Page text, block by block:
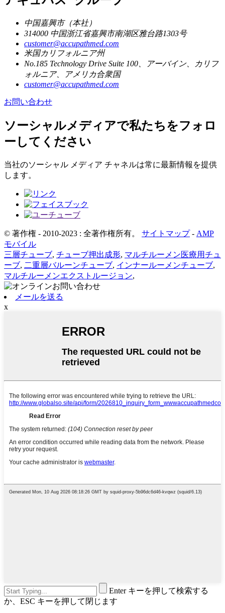
中国嘉興市（本社）
314000 中国浙江省嘉興市南湖区雅台路1303号
customer@accupathmed.com
米国カリフォルニア州
No.185 Technology Drive Suite 100、アーバイン、カリフ
ォルニア、アメリカ合衆国
customer@accupathmed.com
お問い合わせ
ソーシャルメディアで私たちをフォロ
ーしてください
当社のソーシャル メディア チャネルは常に最新情報を提供
します。
© 著作権 - 2010-2023 : 全著作権所有。 サイトマップ- AMP
モバイル
三層チューブ, チューブ押出成形, マルチルーメン医療用チュ
ーブ, 二重層バルーンチューブ, インナールーメンチューブ,
マルチルーメンエクストルージョン,
メールを送る
x
Enter キーを押して検索する
か、ESC キーを押して閉じます